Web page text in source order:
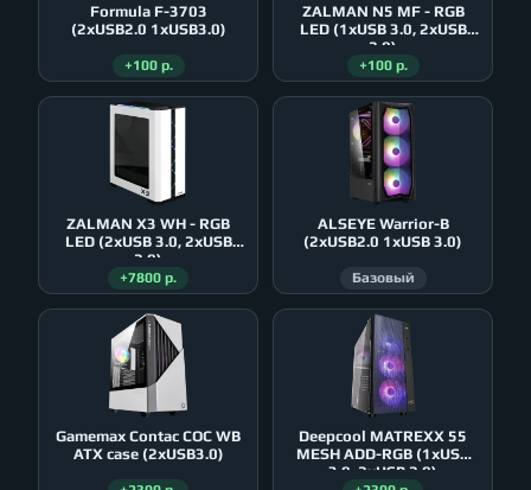
Formula F-3703
(2xUSB2.0 1xUSB3.0)
+100 р.
ZALMAN N5 MF - RGB
LED (1xUSB 3.0, 2xUSB
2.0)
+100 р.
ZALMAN X3 WH - RGB
LED (2xUSB 3.0, 2xUSB
2.0)
+7800 р.
ALSEYE Warrior-B
(2xUSB2.0 1xUSB 3.0)
Базовый
Gamemax Contac COC WB
ATX case (2xUSB3.0)
Deepcool MATREXX 55
MESH ADD-RGB (1xUSB
3.0, 2xUSB 2.0)